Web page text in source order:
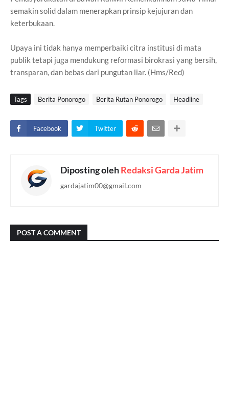
semakin solid dalam menerapkan prinsip kejujuran dan
keterbukaan.
Upaya ini tidak hanya memperbaiki citra institusi di mata
publik tetapi juga mendukung reformasi birokrasi yang bersih,
transparan, dan bebas dari pungutan liar. (Hms/Red)
Tags Berita Ponorogo Berita Rutan Ponorogo Headline
Facebook Twitter
Diposting olehRedaksi Garda Jatim
gardajatim00@gmail.com
POST A COMMENT